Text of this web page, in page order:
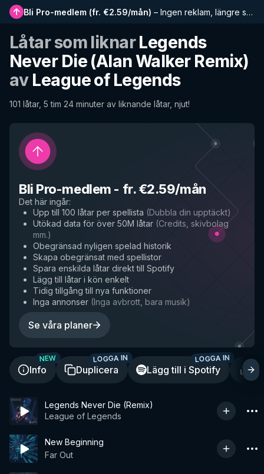
Bli Pro-medlem (fr. €2.59/mån) – Ingen reklam, längre spellistor, komplett historik och tidig tillgång till nya funktioner
Låtar som liknarLegends
Never Die (Alan Walker Remix)
av League of Legends
101 låtar, 5 tim 24 minuter av liknande låtar, njut!
Bli Pro-medlem - fr. €2.59/mån
Det här ingår:
Upp till 100 låtar per spellista (Dubbla din upptäckt)
Utökad data för över 50M låtar (Credits, skivbolag
mm.)
Obegränsad nyligen spelad historik
Skapa obegränsat med spellistor
Spara enskilda låtar direkt till Spotify
Lägg till låtar i kön enkelt
Tidig tillgång till nya funktioner
Inga annonser (Inga avbrott, bara musik)
Se våra planer
Info
NEW
Duplicera
LOGGA IN
Lägg till i Spotify
LOGGA IN
Legends Never Die (Remix)
League of Legends
New Beginning
Far Out